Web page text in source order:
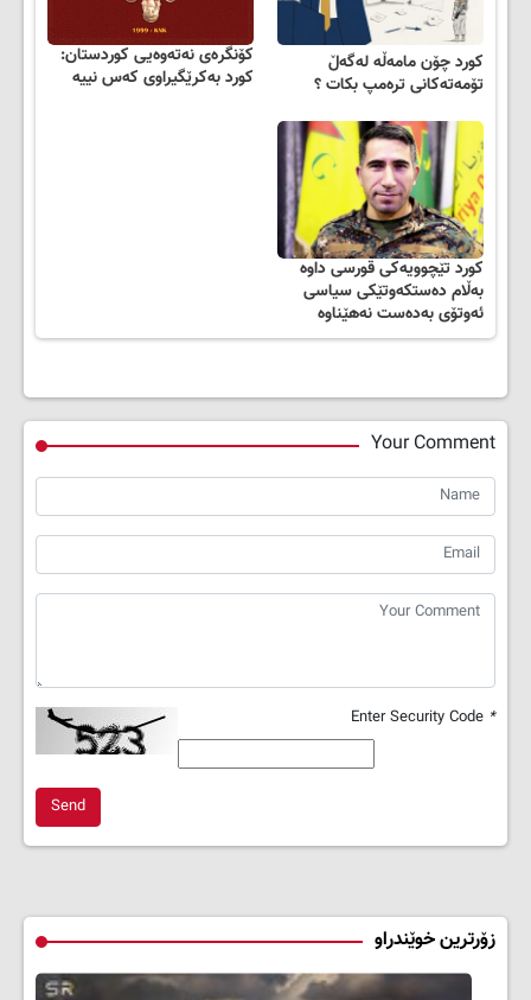
کورد چۆن مامه‌ڵه‌ له‌گه‌ڵ
تۆمه‌ته‌کانی تره‌مپ بکات ؟
کۆنگرەی نەتەوەیی کوردستان:
کورد بەکرێگیراوی کەس نییە
کورد تێچوویەکی قورسی داوە
بەڵام دەستکەوتێکی سیاسی
ئەوتۆی بەدەست نەهێناوە
Your Comment
*
Send
زۆرترین خوێندراو